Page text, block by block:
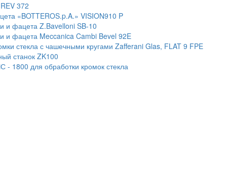
372
«BOTTEROS.p.A.» VISION910 P
и фацета Z.Bavelloni SB-10
и фацета Meccanica Cambi Bevel 92E
стекла с чашечными кругами Zafferani Glas, FLAT 9 FPE
станок ZK100
1800 для обработки кромок стекла